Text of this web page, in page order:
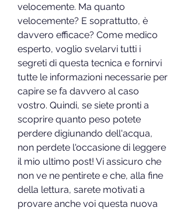
velocemente. Ma quanto
velocemente? E soprattutto, è
davvero efficace? Come medico
esperto, voglio svelarvi tutti i
segreti di questa tecnica e fornirvi
tutte le informazioni necessarie per
capire se fa davvero al caso
vostro. Quindi, se siete pronti a
scoprire quanto peso potete
perdere digiunando dell'acqua,
non perdete l'occasione di leggere
il mio ultimo post! Vi assicuro che
non ve ne pentirete e che, alla fine
della lettura, sarete motivati a
provare anche voi questa nuova